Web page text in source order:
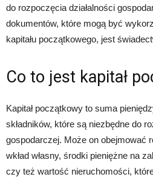
do rozpoczęcia działalności
dokumentów, które mogą być
kapitału początkowego, jest
Co to jest kapitał
Kapitał początkowy to suma
składników, które są niezbędne do
gospodarczej. Może on obejmować
wkład własny, środki pieniężne na
czy też wartość nieruchomości,